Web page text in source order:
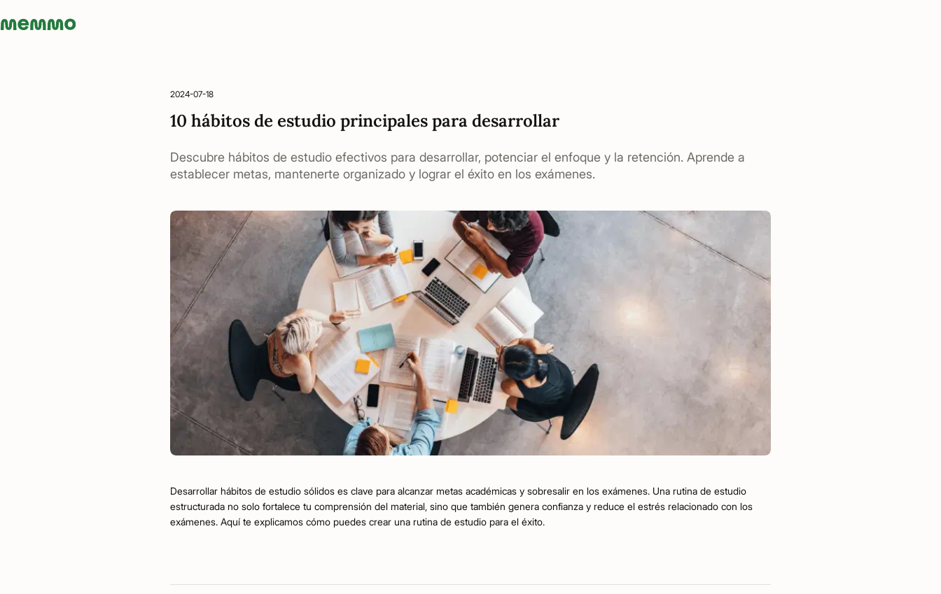
Memmo - AI-verktyg och digital kurslitteratur
2024-07-18
10 hábitos de estudio principales para desarrollar
Descubre hábitos de estudio efectivos para desarrollar, potenciar el enfoque y la retención. Aprende a
establecer metas, mantenerte organizado y lograr el éxito en los exámenes.
Desarrollar hábitos de estudio sólidos es clave para alcanzar metas académicas y sobresalir en los exámenes. Una rutina de estudio
estructurada no solo fortalece tu comprensión del material, sino que también genera confianza y reduce el estrés relacionado con los
exámenes. Aquí te explicamos cómo puedes crear una rutina de estudio para el éxito.